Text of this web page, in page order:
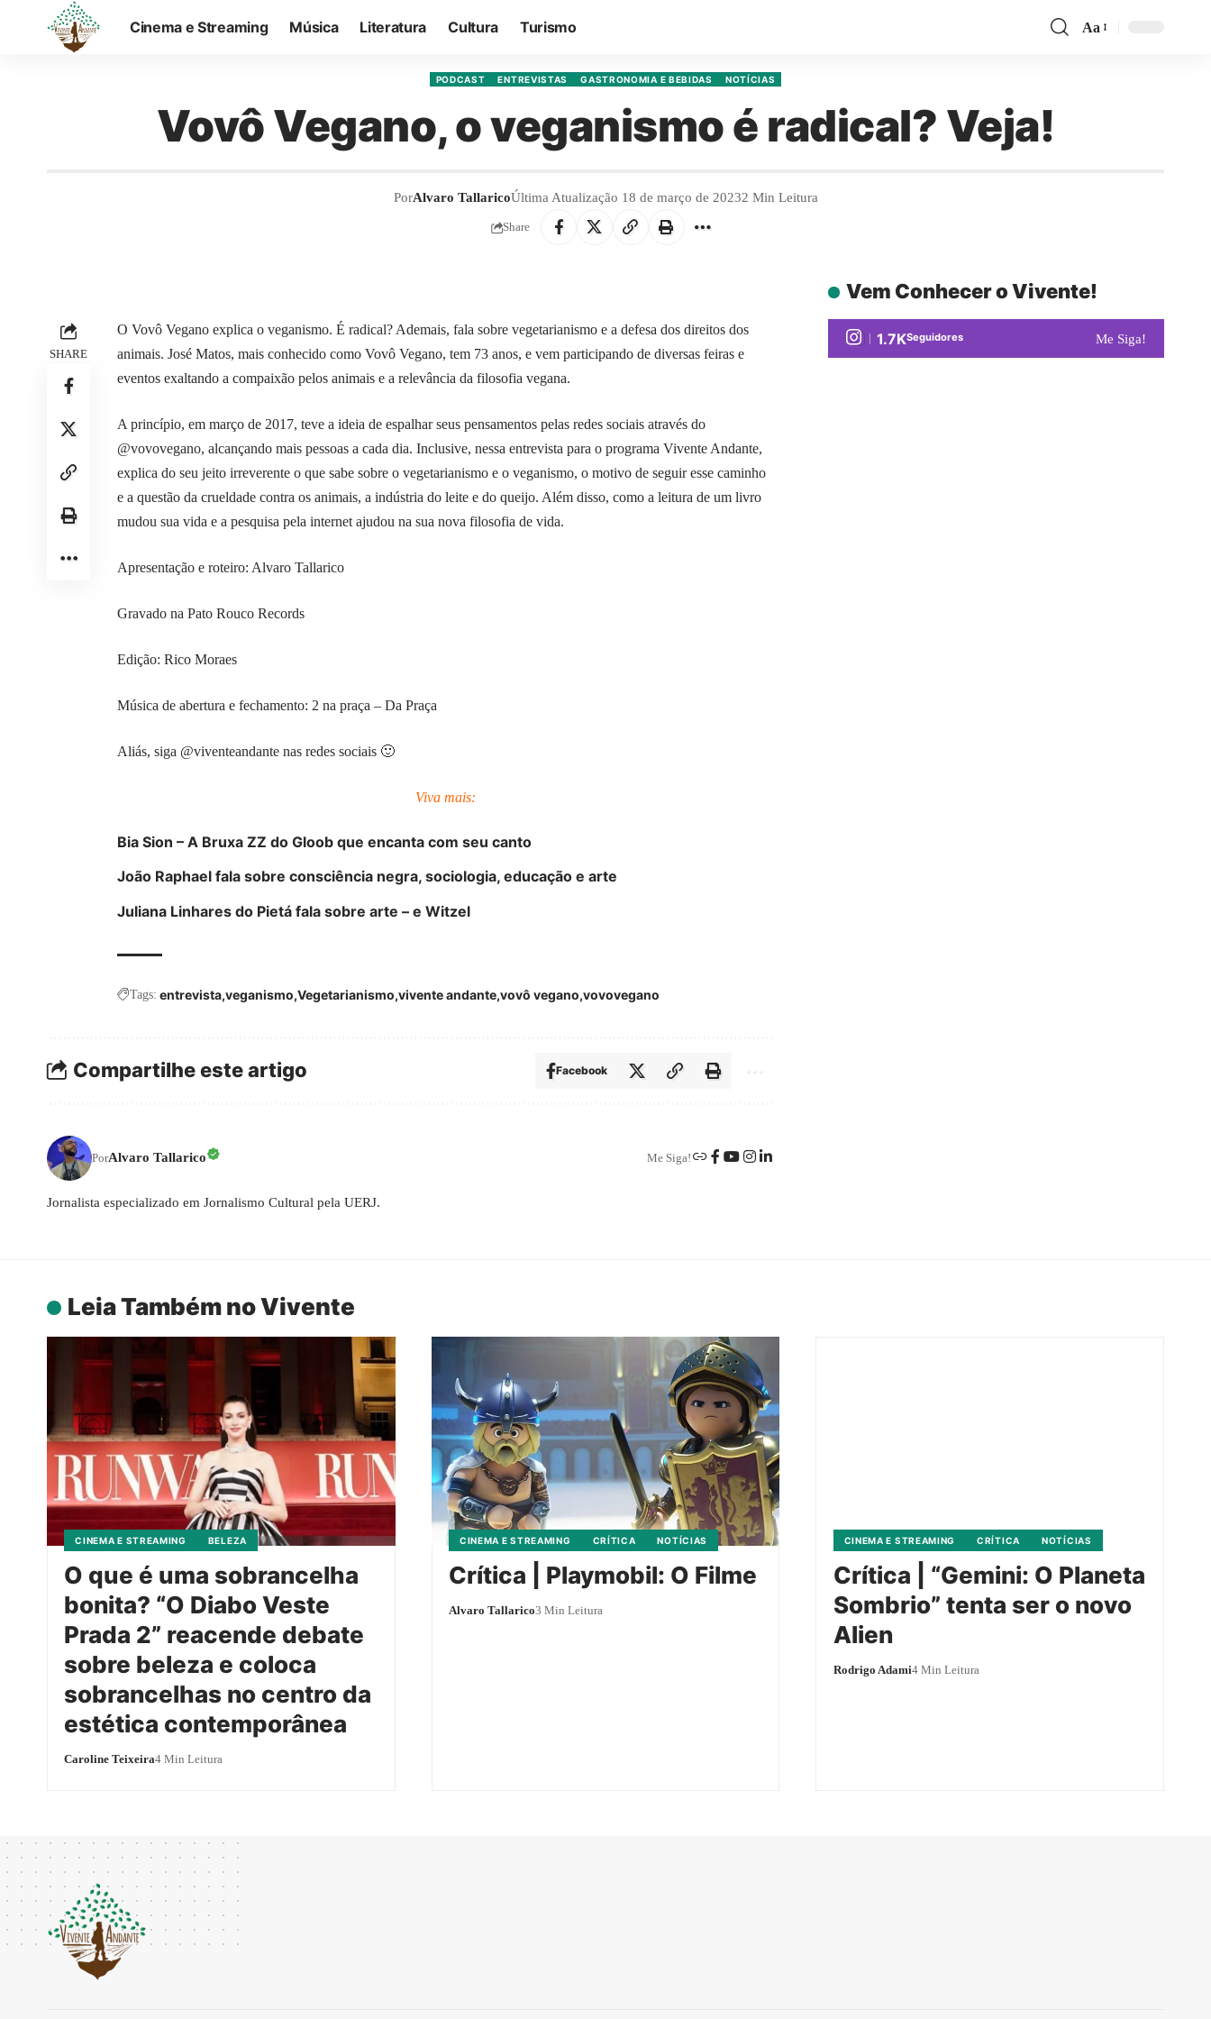
Cinema e Streaming Música Literatura Cultura Turismo Aa
PODCAST ENTREVISTAS GASTRONOMIA E BEBIDAS NOTÍCIAS
Vovô Vegano, o veganismo é radical? Veja!
PorAlvaro TallaricoÚltima Atualização 18 de março de 20232 Min Leitura
Share
SHARE
O Vovô Vegano explica o veganismo. É radical? Ademais, fala sobre vegetarianismo e a defesa dos direitos dos
animais. José Matos, mais conhecido como Vovô Vegano, tem 73 anos, e vem participando de diversas feiras e
eventos exaltando a compaixão pelos animais e a relevância da filosofia vegana.
A princípio, em março de 2017, teve a ideia de espalhar seus pensamentos pelas redes sociais através do
@vovovegano, alcançando mais pessoas a cada dia. Inclusive, nessa entrevista para o programa Vivente Andante,
explica do seu jeito irreverente o que sabe sobre o vegetarianismo e o veganismo, o motivo de seguir esse caminho
e a questão da crueldade contra os animais, a indústria do leite e do queijo. Além disso, como a leitura de um livro
mudou sua vida e a pesquisa pela internet ajudou na sua nova filosofia de vida.
Apresentação e roteiro: Alvaro Tallarico
Gravado na Pato Rouco Records
Edição: Rico Moraes
Música de abertura e fechamento: 2 na praça – Da Praça
Aliás, siga @viventeandante nas redes sociais 🙂
Viva mais:
Bia Sion – A Bruxa ZZ do Gloob que encanta com seu canto
João Raphael fala sobre consciência negra, sociologia, educação e arte
Juliana Linhares do Pietá fala sobre arte – e Witzel
Tags: entrevista veganismo Vegetarianismo vivente andante vovô vegano vovovegano
Compartilhe este artigo Facebook
PorAlvaro Tallarico Me Siga!
Jornalista especializado em Jornalismo Cultural pela UERJ.
Vem Conhecer o Vivente!
1.7KSeguidores Me Siga!
Leia Também no Vivente
CINEMA E STREAMING BELEZA
O que é uma sobrancelha
bonita? “O Diabo Veste
Prada 2” reacende debate
sobre beleza e coloca
sobrancelhas no centro da
estética contemporânea
Caroline Teixeira4 Min Leitura
CINEMA E STREAMING CRÍTICA NOTÍCIAS
Crítica | Playmobil: O Filme
Alvaro Tallarico3 Min Leitura
CINEMA E STREAMING CRÍTICA NOTÍCIAS
Crítica | “Gemini: O Planeta
Sombrio” tenta ser o novo
Alien
Rodrigo Adami4 Min Leitura